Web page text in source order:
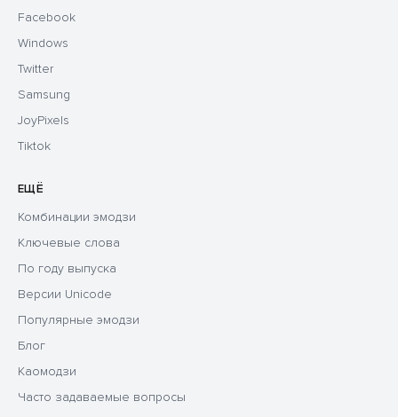
Facebook
Windows
Twitter
Samsung
JoyPixels
Tiktok
ЕЩЁ
Комбинации эмодзи
Ключевые слова
По году выпуска
Версии Unicode
Популярные эмодзи
Блог
Каомодзи
Часто задаваемые вопросы